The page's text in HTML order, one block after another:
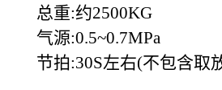
总重:约2500KG
气源:0.5~0.7MPa
节拍:30S左右(不包含取